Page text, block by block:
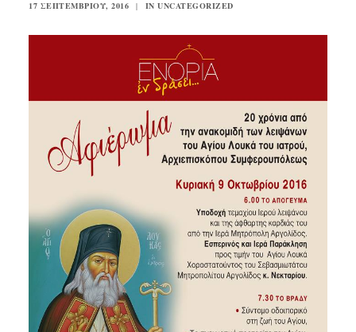
ΕΠΙΚΟΙΝΩΝΙΑ
17 ΣΕΠΤΕΜΒΡΊΟΥ, 2016 | IN UNCATEGORIZED